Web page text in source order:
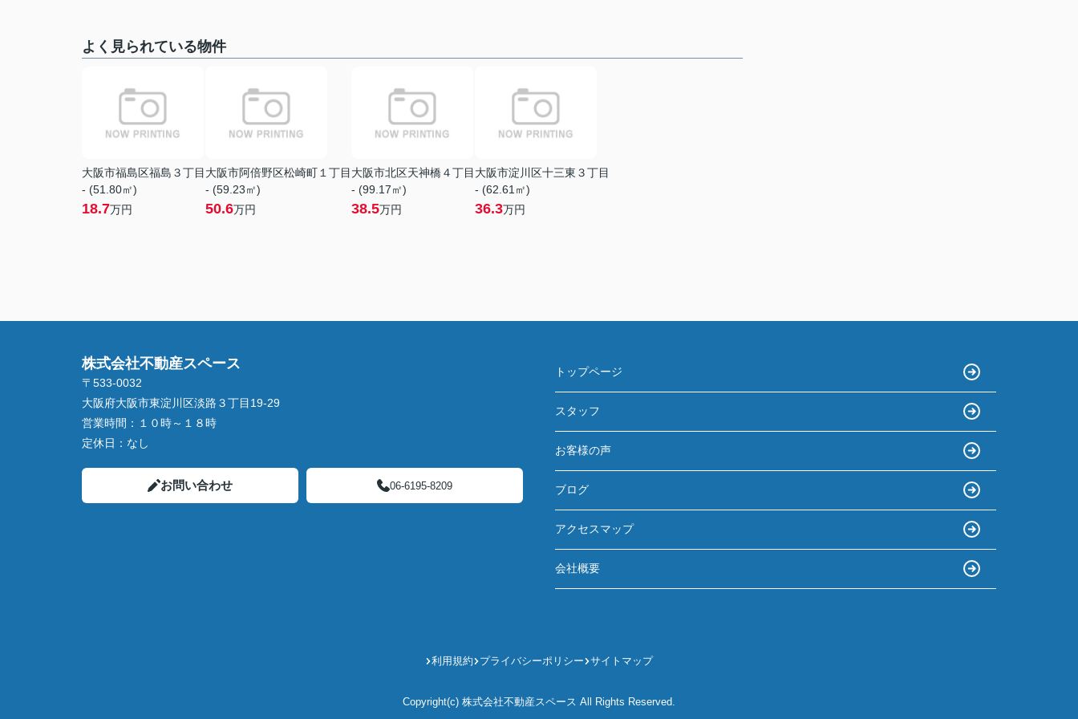
よく見られている物件
大阪市福島区福島３丁目
- (51.80㎡)
18.7万円
大阪市阿倍野区松崎町１丁目
- (59.23㎡)
50.6万円
大阪市北区天神橋４丁目
- (99.17㎡)
38.5万円
大阪市淀川区十三東３丁目
- (62.61㎡)
36.3万円
株式会社不動産スペース
〒533-0032
大阪府大阪市東淀川区淡路３丁目19-29
営業時間： １０時～１８時
定休日： なし
お問い合わせ 06-6195-8209
トップページ
スタッフ
お客様の声
ブログ
アクセスマップ
会社概要
利用規約 プライバシーポリシー サイトマップ
Copyright(c) 株式会社不動産スペース All Rights Reserved.